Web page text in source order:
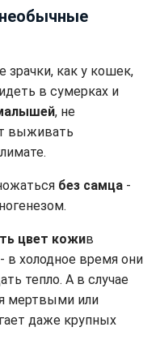
как у кошек,
в сумерках и
, не
выживать
без самца -
цвет кожив
в холодное время они
тепло. А в случае
мертвыми или
даже крупных